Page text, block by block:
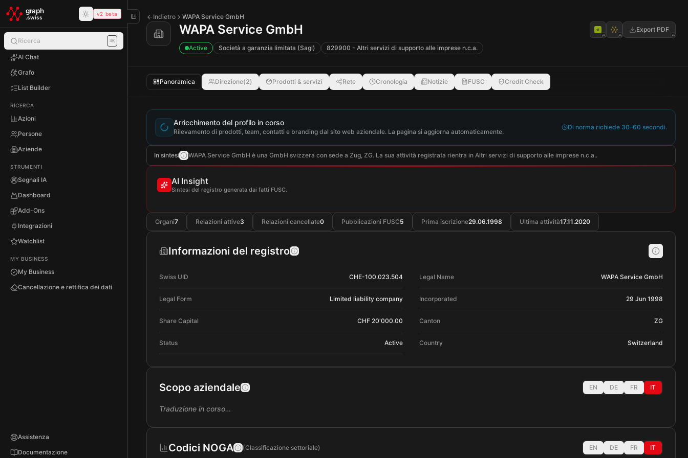
Skip to main content
graph
.swiss
v2 beta
Ricerca ⌘K
AI Chat
Grafo
List Builder
RICERCA
Azioni
Persone
Aziende
STRUMENTI
Segnali IA
Dashboard
Add-Ons
Integrazioni
Watchlist
MY BUSINESS
My Business
Cancellazione e rettifica dei dati
Assistenza
Documentazione
Indietro WAPA Service GmbH
WAPA Service GmbH Export PDF
Active Società a garanzia limitata (Sagl) 829900 - Altri servizi di supporto alle imprese n.c.a.
Panoramica Direzione(2) Prodotti & servizi Rete Cronologia Notizie FUSC Credit Check
Arricchimento del profilo in corso
Rilevamento di prodotti, team, contatti e branding dal sito web aziendale. La pagina si aggiorna automaticamente.
Di norma richiede 30–60 secondi.
In sintesi WAPA Service GmbH è una GmbH svizzera con sede a Zug, ZG. La sua attività registrata rientra in Altri servizi di supporto alle imprese n.c.a..
AI Insight
Sintesi del registro generata dai fatti FUSC.
Organi7 Relazioni attive3 Relazioni cancellate0 Pubblicazioni FUSC5 Prima iscrizione29.06.1998 Ultima attività17.11.2020
Informazioni del registro
Swiss UID CHE-100.023.504 Legal Name WAPA Service GmbH
Legal Form Limited liability company Incorporated 29 Jun 1998
Share Capital CHF 20'000.00 Canton ZG
Status Active Country Switzerland
Scopo aziendale EN DE FR IT
Traduzione in corso…
Codici NOGA (Classificazione settoriale) EN DE FR IT